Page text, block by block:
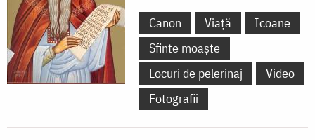
Canon Viață
Icoane
Sfinte moaște
Locuri de pelerinaj
Video
Fotografii